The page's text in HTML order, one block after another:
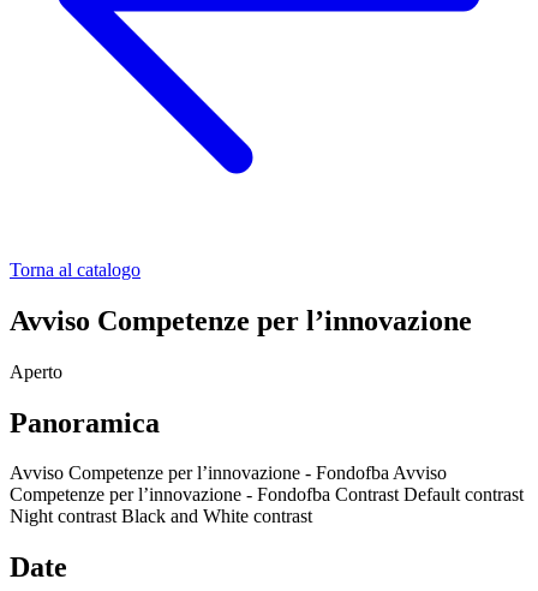
Torna al catalogo
Avviso Competenze per l’innovazione
Aperto
Panoramica
Avviso Competenze per l’innovazione - Fondofba Avviso
Competenze per l’innovazione - Fondofba Contrast Default contrast
Night contrast Black and White contrast
Date